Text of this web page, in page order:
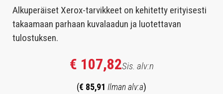
Alkuperäiset Xerox-tarvikkeet on kehitetty erityisesti
takaamaan parhaan kuvalaadun ja luotettavan
tulostuksen.
€ 107,82Sis. alv:n
(€ 85,91 Ilman alv:a)